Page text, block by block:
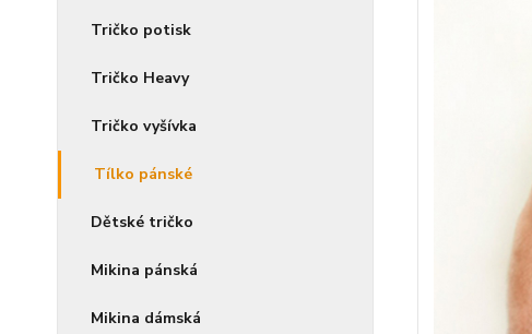
Tričko potisk
Tričko Heavy
Tričko vyšívka
Tílko pánské
Dětské tričko
Mikina pánská
Mikina dámská